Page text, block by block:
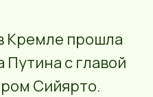
Кремле прошла
с главой
Сийярто.